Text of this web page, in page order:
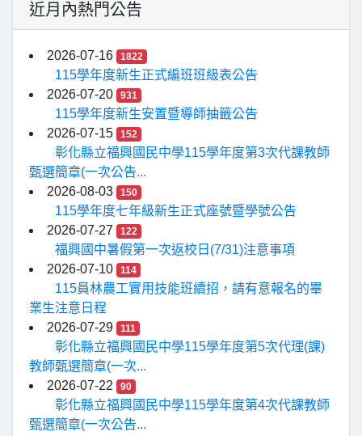
近月內熱門公告
2026-07-16 1822
115學年度新生正式編班班級表公告
2026-07-20
931
115學年度新生安置暨導師抽籤公告
2026-07-15
152
彰化縣立福興國民中學115學年度第3次代課教師
甄選簡章(一次公告...
2026-08-03
150
115學年度七年級新生正式座號暨學號公告
2026-07-27
122
福興國中暑假第一次返校日(7/31)注意事項
2026-07-10
114
115員林農工實用技能班續招，請有意報名的畢
業生注意日程
2026-07-29
111
彰化縣立福興國民中學115學年度第5次代理(課)
教師甄選簡章(一次...
2026-07-22
90
彰化縣立福興國民中學115學年度第4次代課教師
甄選簡章(一次公告...